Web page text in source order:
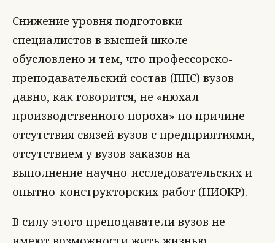
Снижение уровня подготовки
специалистов в высшей школе
обусловлено и тем, что профессорско-
преподавательский состав (ППС) вузов
давно, как говорится, не «нюхал
производственного пороха» по причине
отсутствия связей вузов с предприятиями,
отсутствием у вузов заказов на
выполнение научно-исследовательских и
опытно-конструкторских работ (НИОКР).
В силу этого преподаватели вузов не